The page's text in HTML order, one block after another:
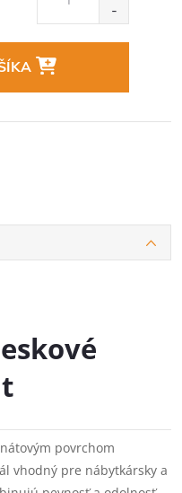
povrchom
vhodný pre nábytkársky a